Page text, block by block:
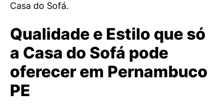
Casa do Sofá.
Qualidade e Estilo que só
a Casa do Sofá pode
oferecer em Pernambuco
PE